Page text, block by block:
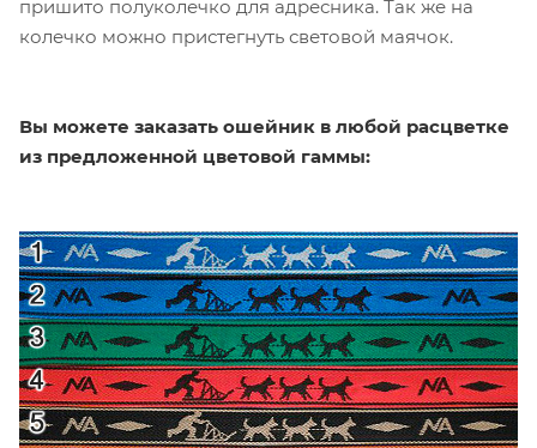
пришито полуколечко для адресника. Так же на
колечко можно пристегнуть световой маячок.
Вы можете заказать ошейник в любой расцветке
из предложенной цветовой гаммы: